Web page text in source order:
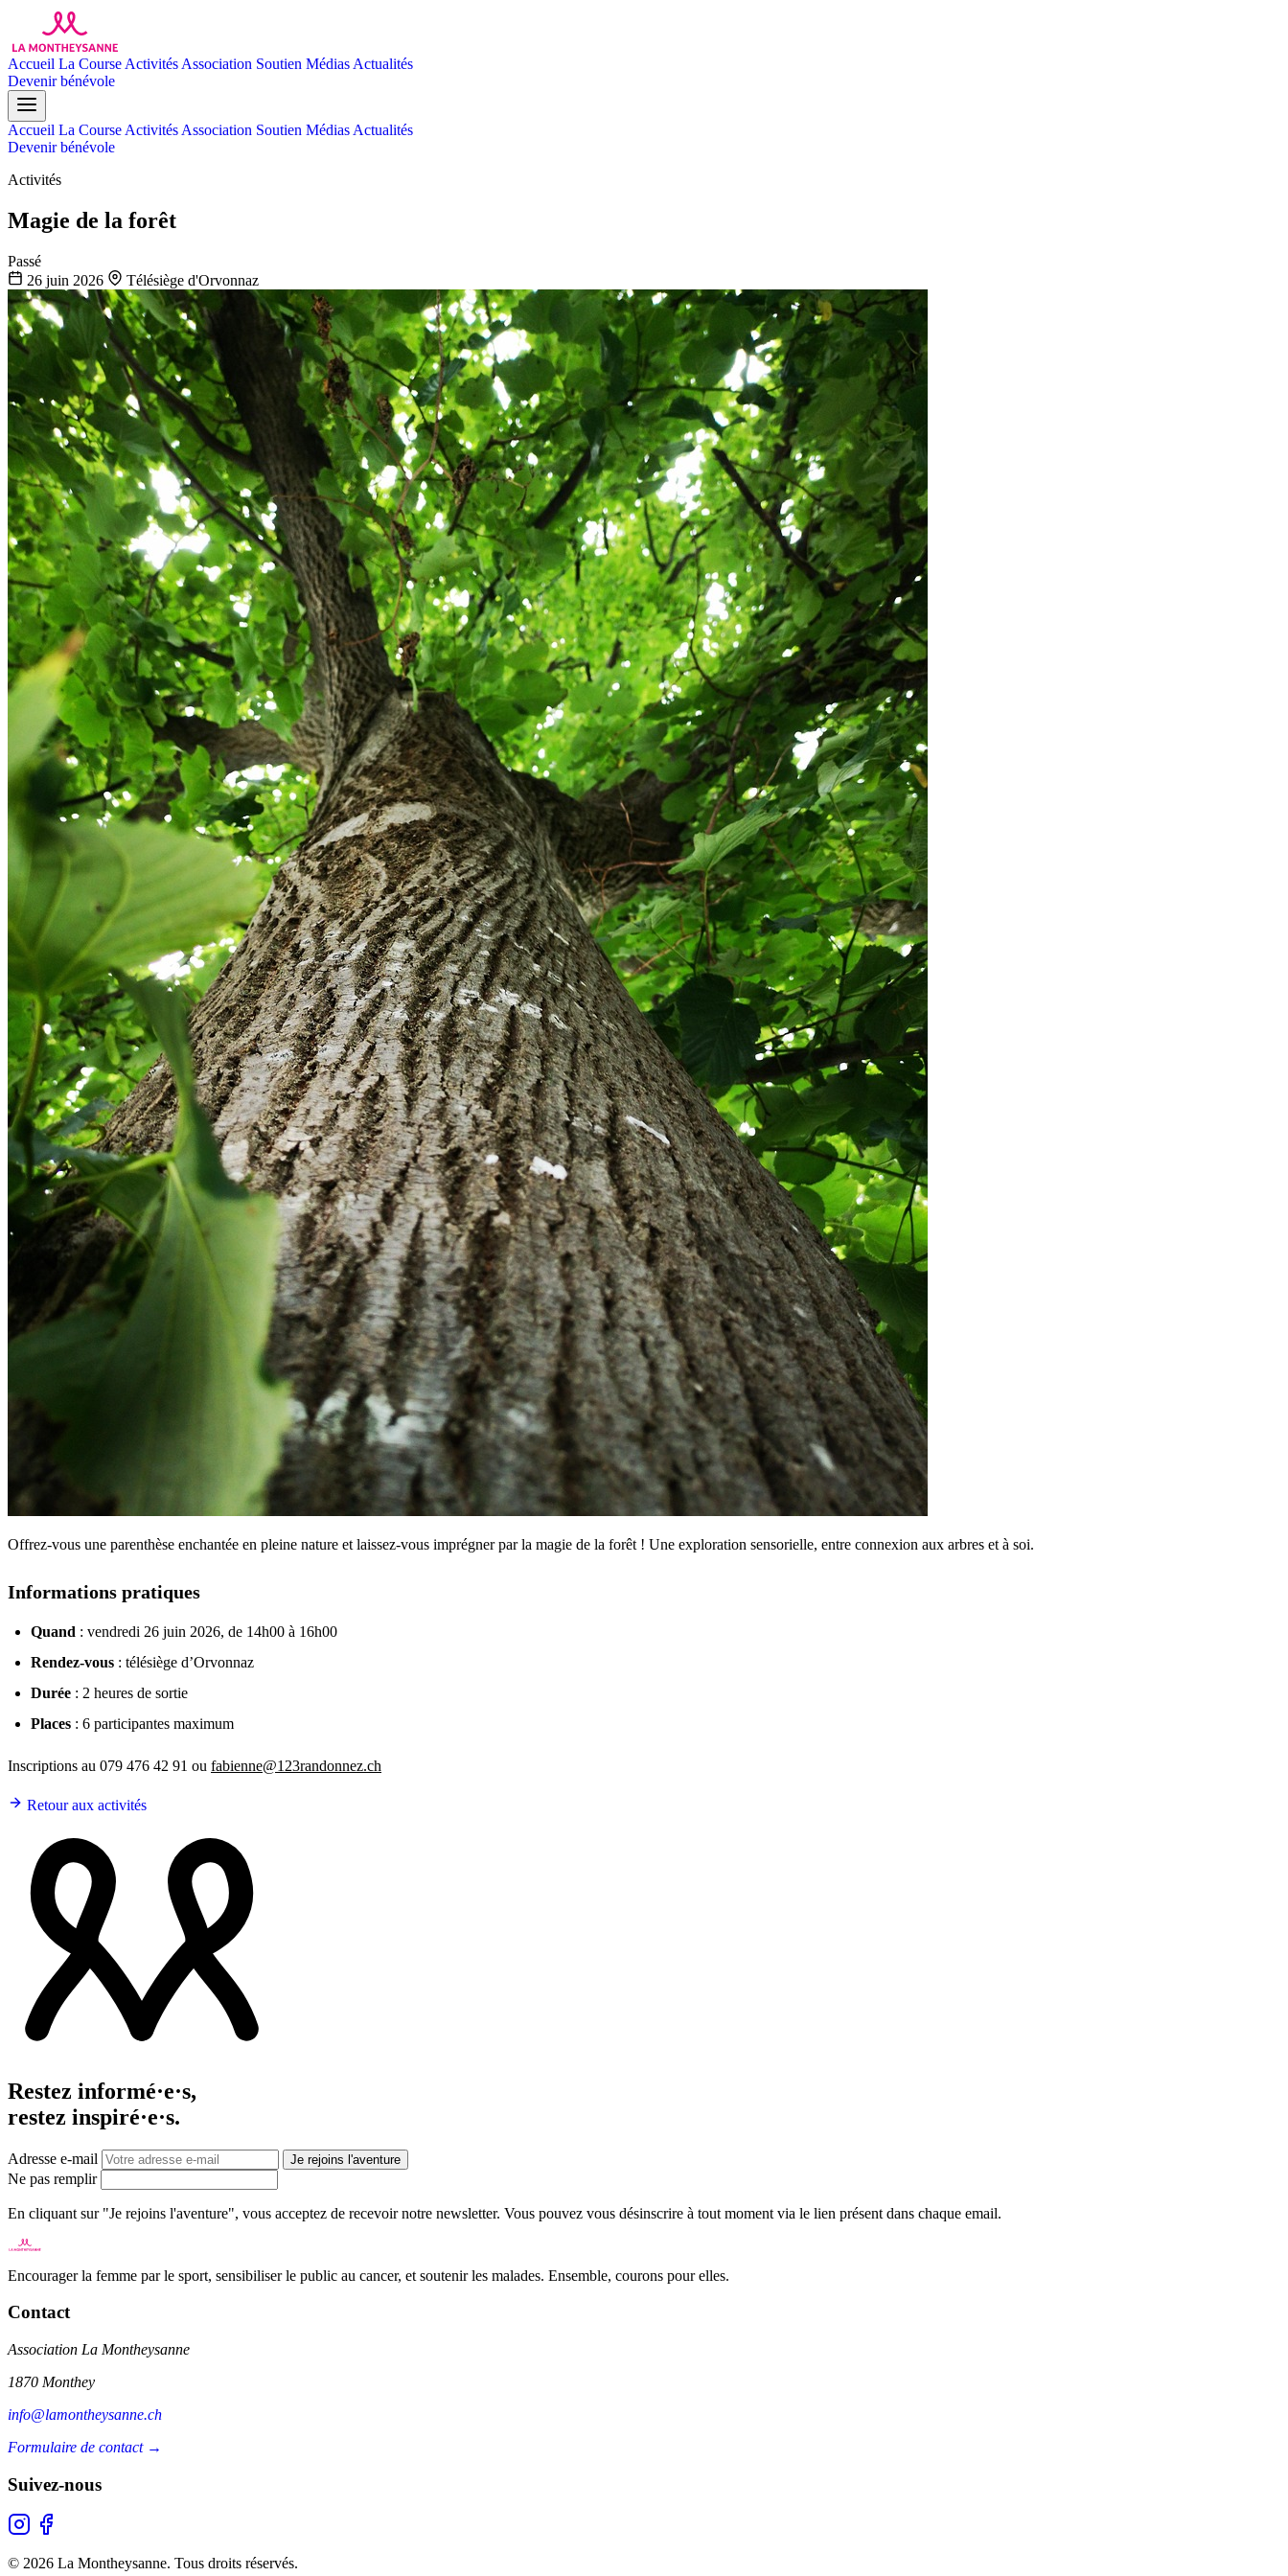
Accueil La Course Activités Association Soutien Médias Actualités
Devenir bénévole
Accueil La Course Activités Association Soutien Médias Actualités
Devenir bénévole
Activités
Magie de la forêt
Passé
26 juin 2026
Télésiège d'Orvonnaz
Offrez-vous une parenthèse enchantée en pleine nature et laissez-vous imprégner par la magie de la forêt ! Une exploration sensorielle, entre connexion aux arbres et à soi.
Informations pratiques
Quand : vendredi 26 juin 2026, de 14h00 à 16h00
Rendez-vous : télésiège d’Orvonnaz
Durée : 2 heures de sortie
Places : 6 participantes maximum
Inscriptions au 079 476 42 91 ou fabienne@123randonnez.ch
Retour aux activités
Restez informé·e·s,
restez inspiré·e·s.
Adresse e-mail Je rejoins l'aventure
Ne pas remplir
En cliquant sur "Je rejoins l'aventure", vous acceptez de recevoir notre newsletter. Vous pouvez vous désinscrire à tout moment via le lien présent dans chaque email.
Encourager la femme par le sport, sensibiliser le public au cancer, et soutenir les malades. Ensemble, courons pour elles.
Contact
Association La Montheysanne
1870 Monthey
info@lamontheysanne.ch
Formulaire de contact →
Suivez-nous
© 2026 La Montheysanne. Tous droits réservés.